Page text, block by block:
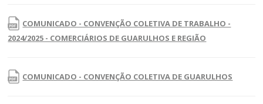
COMUNICADO - CONVENÇÃO COLETIVA DE TRABALHO -
2024/2025 - COMERCIÁRIOS DE GUARULHOS E REGIÃO
COMUNICADO - CONVENÇÃO COLETIVA DE GUARULHOS